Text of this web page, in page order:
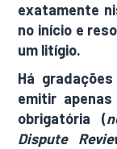
exatamente
no início e
um litígio.
Há
emitir
obrigatória (
Dispute